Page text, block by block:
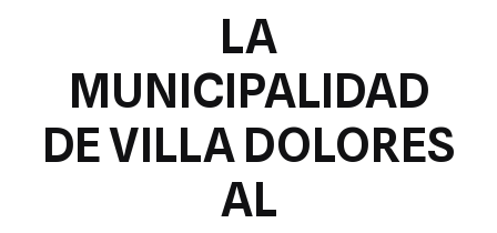
LA
MUNICIPALIDAD
DE VILLA DOLORES
AL